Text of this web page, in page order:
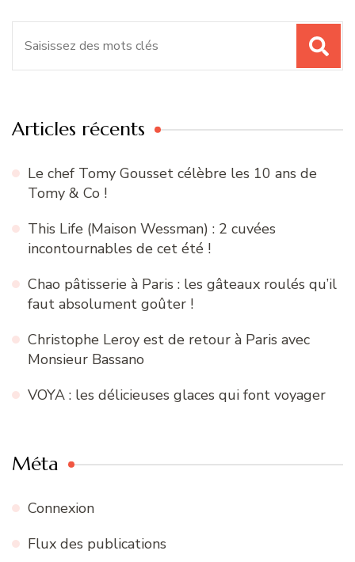
Articles récents
Le chef Tomy Gousset célèbre les 10 ans de
Tomy & Co !
This Life (Maison Wessman) : 2 cuvées
incontournables de cet été !
Chao pâtisserie à Paris : les gâteaux roulés qu’il
faut absolument goûter !
Christophe Leroy est de retour à Paris avec
Monsieur Bassano
VOYA : les délicieuses glaces qui font voyager
Méta
Connexion
Flux des publications